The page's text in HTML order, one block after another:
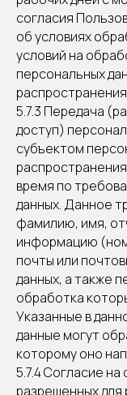
согласия
об условиях
условий на
персональных
5.7.3 Передача
доступ)
субъектом
время по
данных. Данное
фамилию, имя,
информацию
почты или
данных, а также
обработка
Указанные в
данные могут
которому оно
5.7.4 Согласие
разрешенных